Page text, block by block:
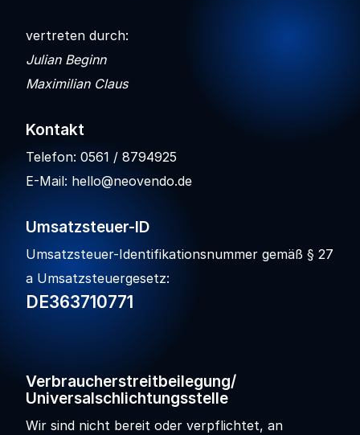
vertreten durch:
Julian Beginn
Maximilian Claus
Kontakt
Telefon: 0561 / 8794925
E-Mail: hello@neovendo.de
Umsatzsteuer-ID
Umsatzsteuer-Identifikationsnummer gemäß § 27
a Umsatzsteuergesetz:
DE363710771
Verbraucherstreitbeilegung/
Universalschlichtungsstelle
Wir sind nicht bereit oder verpflichtet, an